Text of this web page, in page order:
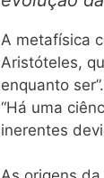
A metafísica
Aristóteles,
enquanto
“Há uma
inerentes